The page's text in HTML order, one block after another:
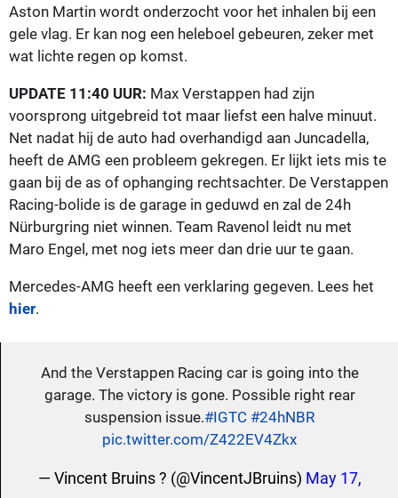
Aston Martin wordt onderzocht voor het inhalen bij een
gele vlag. Er kan nog een heleboel gebeuren, zeker met
wat lichte regen op komst.
UPDATE 11:40 UUR: Max Verstappen had zijn
voorsprong uitgebreid tot maar liefst een halve minuut.
Net nadat hij de auto had overhandigd aan Juncadella,
heeft de AMG een probleem gekregen. Er lijkt iets mis te
gaan bij de as of ophanging rechtsachter. De Verstappen
Racing-bolide is de garage in geduwd en zal de 24h
Nürburgring niet winnen. Team Ravenol leidt nu met
Maro Engel, met nog iets meer dan drie uur te gaan.
Mercedes-AMG heeft een verklaring gegeven. Lees het
hier.
And the Verstappen Racing car is going into the
garage. The victory is gone. Possible right rear
suspension issue.#IGTC #24hNBR
pic.twitter.com/Z422EV4Zkx
— Vincent Bruins ? (@VincentJBruins) May 17,